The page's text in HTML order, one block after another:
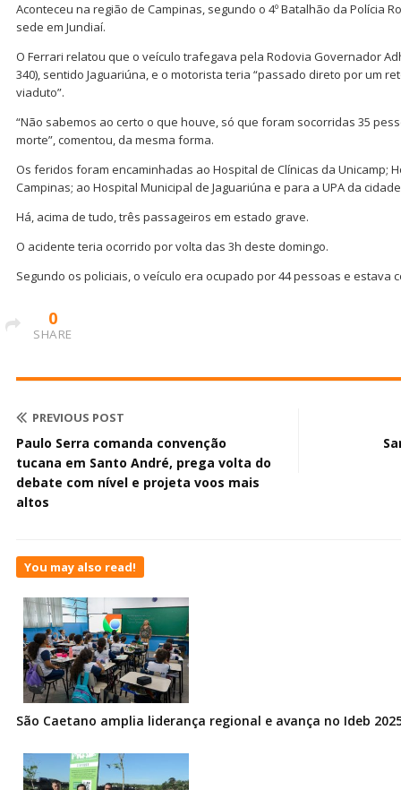
Aconteceu na região de Campinas, segundo o 4º Batalhão da Polícia
sede em Jundiaí.
O Ferrari relatou que o veículo trafegava pela Rodovia Governador
340), sentido Jaguariúna, e o motorista teria “passado direto por um
viaduto”.
“Não sabemos ao certo o que houve, só que foram socorridas 35
morte”, comentou, da mesma forma.
Os feridos foram encaminhadas ao Hospital de Clínicas da Unicamp;
Campinas; ao Hospital Municipal de Jaguariúna e para a UPA da
Há, acima de tudo, três passageiros em estado grave.
O acidente teria ocorrido por volta das 3h deste domingo.
Segundo os policiais, o veículo era ocupado por 44 pessoas e estava
0
SHARE
PREVIOUS POST
Paulo Serra comanda convenção
tucana em Santo André, prega volta do
debate com nível e projeta voos mais
altos
You may also read!
São Caetano amplia liderança regional e avança no Ideb